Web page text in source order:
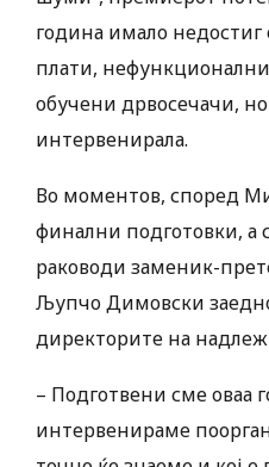
година имало
плати,
обучени дрвосечачи,
интервенирала.
Во моментов, според
финални подготовки, а
раководи заменик-
Љупчо Димовски
директорите на
– Подготвени сме оваа
интервенираме